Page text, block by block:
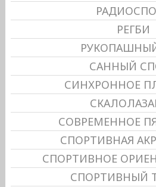
РЕГБИ
САННЫЙ
СИНХРОННОЕ
СОВРЕМЕННОЕ
СПОРТИВНАЯ
СПОРТИВНОЕ
СПОРТИВНЫЙ